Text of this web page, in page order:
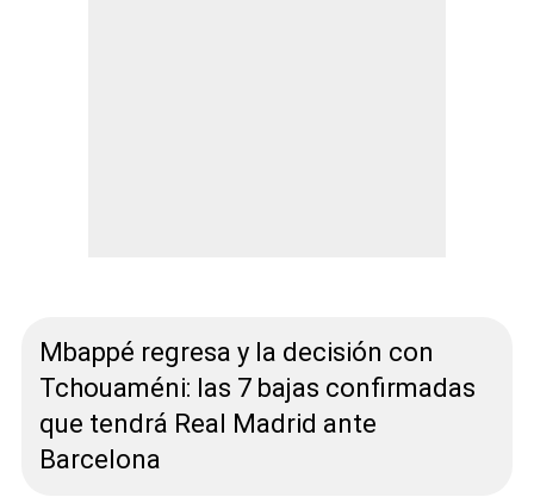
Mbappé regresa y la decisión con
Tchouaméni: las 7 bajas confirmadas
que tendrá Real Madrid ante
Barcelona